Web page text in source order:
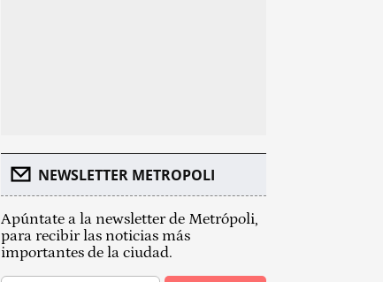
NEWSLETTER METROPOLI
Apúntate a la newsletter de Metrópoli,
para recibir las noticias más
importantes de la ciudad.